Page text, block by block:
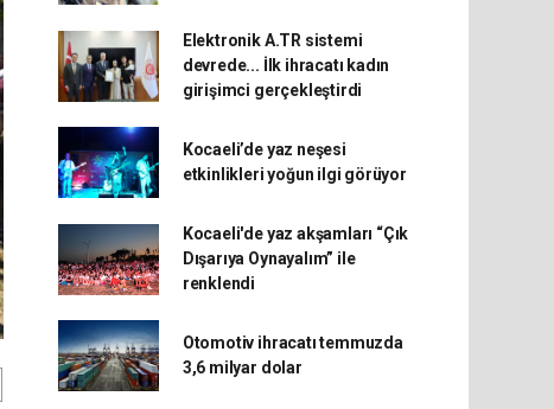
Elektronik A.TR sistemi
devrede... İlk ihracatı kadın
girişimci gerçekleştirdi
Kocaeli’de yaz neşesi
etkinlikleri yoğun ilgi görüyor
Kocaeli'de yaz akşamları “Çık
Dışarıya Oynayalım” ile
renklendi
Otomotiv ihracatı temmuzda
3,6 milyar dolar